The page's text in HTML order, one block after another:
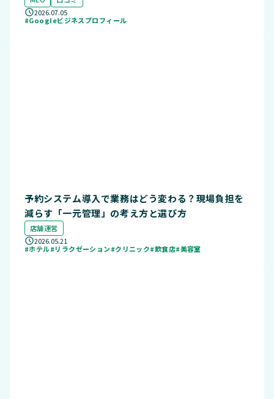
2026.07.05
#Googleビジネスプロフィール
予約システム導入で業務はどう変わる？現場負担を
減らす「一元管理」の考え方と選び方
店舗運営
2026.05.21
#ホテル#リラクゼーション#クリニック#飲食店#美容室